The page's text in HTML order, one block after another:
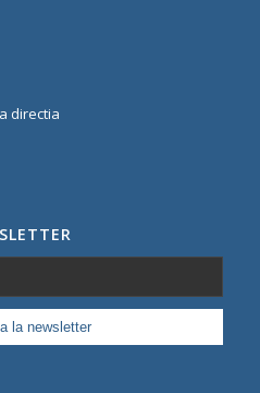
directia